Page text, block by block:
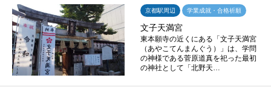
京都駅周辺 学業成就・合格祈願
文子天満宮
東本願寺の近くにある「文子天満宮
（あやこてんまんぐう）」は、学問
の神様である菅原道真を祀った最初
の神社として「北野天…